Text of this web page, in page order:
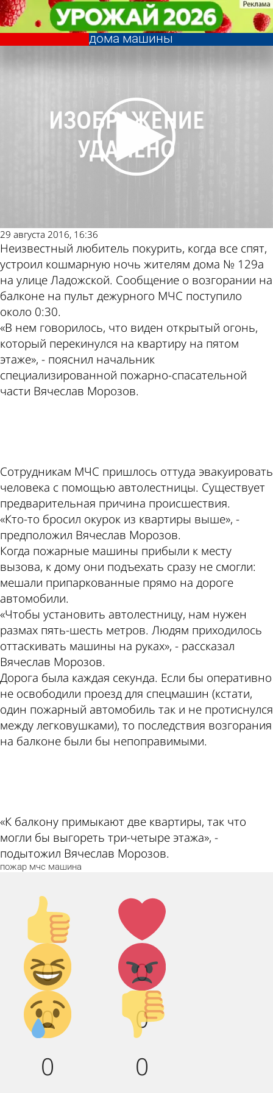
Тушить пожар на Ладожской
мешали припаркованные у
дома машины
Происшествия
29 августа 2016, 16:36
Неизвестный любитель покурить, когда все спят,
устроил кошмарную ночь жителям дома № 129а
на улице Ладожской. Сообщение о возгорании на
балконе на пульт дежурного МЧС поступило
около 0:30.
«В нем говорилось, что виден открытый огонь,
который перекинулся на квартиру на пятом
этаже», - пояснил начальник
специализированной пожарно-спасательной
части Вячеслав Морозов.
Сотрудникам МЧС пришлось оттуда эвакуировать
человека с помощью автолестницы. Существует
предварительная причина происшествия.
«Кто-то бросил окурок из квартиры выше», -
предположил Вячеслав Морозов.
Когда пожарные машины прибыли к месту
вызова, к дому они подъехать сразу не смогли:
мешали припаркованные прямо на дороге
автомобили.
«Чтобы установить автолестницу, нам нужен
размах пять-шесть метров. Людям приходилось
оттаскивать машины на руках», - рассказал
Вячеслав Морозов.
Дорога была каждая секунда. Если бы оперативно
не освободили проезд для спецмашин (кстати,
один пожарный автомобиль так и не протиснулся
между легковушками), то последствия возгорания
на балконе были бы непоправимыми.
«К балкону примыкают две квартиры, так что
могли бы выгореть три-четыре этажа», -
подытожил Вячеслав Морозов.
пожар мчс машина
Палец
вверх!
0
Лайк!
0
Дикий
смех!
0
Агрессия!
0
Грусть :(
0
Палец
вниз!
0
Тушить пожар на Ладожской
мешали припаркованные у
дома машины
Происшествия
Другие новости
по теме
Погода и курсы
валют в Пензе